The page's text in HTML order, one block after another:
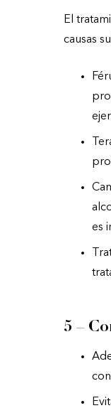
El
causas
es
5 –